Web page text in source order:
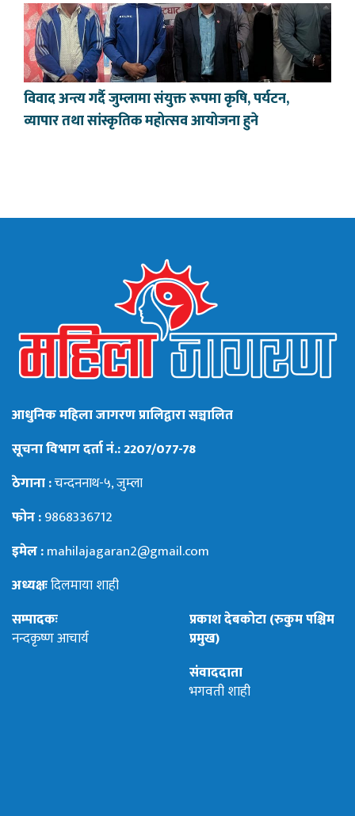
विवाद अन्त्य गर्दै जुम्लामा संयुक्त रूपमा कृषि, पर्यटन,
व्यापार तथा सांस्कृतिक महोत्सव आयोजना हुने
आधुनिक महिला जागरण प्रालिद्वारा सञ्चालित
सूचना विभाग दर्ता नं.: 2207/077-78
ठेगाना :चन्दननाथ-५, जुम्ला
फोन :9868336712
इमेल :mahilajagaran2@gmail.com
अध्यक्षःदिलमाया शाही
सम्पादकः
नन्दकृष्ण आचार्य
प्रकाश देबकोटा (रुकुम पश्चिम
प्रमुख)
संवाददाता
भगवती शाही